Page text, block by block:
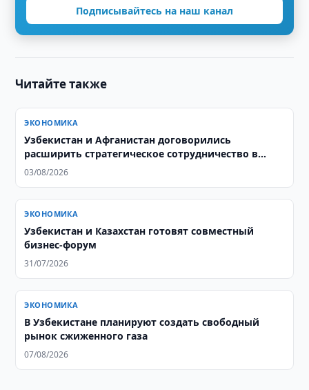
Подписывайтесь на наш канал
Читайте также
ЭКОНОМИКА
Узбекистан и Афганистан договорились
расширить стратегическое сотрудничество в
энергетике
03/08/2026
ЭКОНОМИКА
Узбекистан и Казахстан готовят совместный
бизнес-форум
31/07/2026
ЭКОНОМИКА
В Узбекистане планируют создать свободный
рынок сжиженного газа
07/08/2026